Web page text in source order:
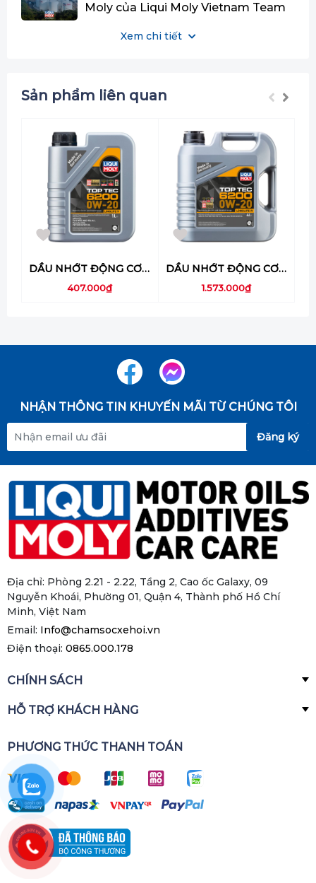
Moly của Liqui Moly Vietnam Team
Xem chi tiết
Sản phẩm liên quan
DẦU NHỚT ĐỘNG CƠ Ô TÔ LIQUI MOLY (TOP TEC 6200 0W-20) 1L - 20787
407.000₫
DẦU NHỚT ĐỘNG CƠ Ô TÔ LIQUI MOLY (TOP TEC 6200 0W-20) 4L - 20788
1.573.000₫
NHẬN THÔNG TIN KHUYẾN MÃI TỪ CHÚNG TÔI
Đăng ký
Địa chỉ: Phòng 2.21 - 2.22, Tầng 2, Cao ốc Galaxy, 09
Nguyễn Khoái, Phường 01, Quận 4, Thành phố Hồ Chí
Minh, Việt Nam
Email: Info@chamsocxehoi.vn
Điện thoại: 0865.000.178
CHÍNH SÁCH
HỖ TRỢ KHÁCH HÀNG
PHƯƠNG THỨC THANH TOÁN